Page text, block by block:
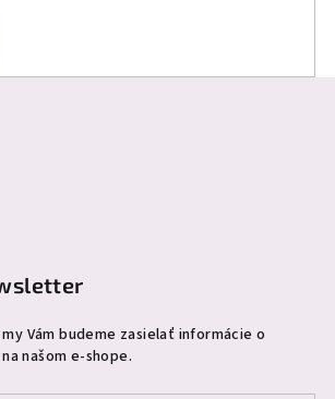
Vám budeme zasielať informácie o
našom e-shope.